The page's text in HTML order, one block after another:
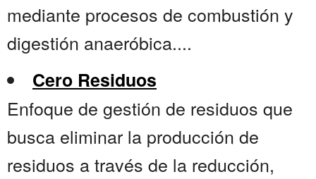
mediante procesos de combustión y
digestión anaeróbica....
Cero Residuos
Enfoque de gestión de residuos que
busca eliminar la producción de
residuos a través de la reducción,